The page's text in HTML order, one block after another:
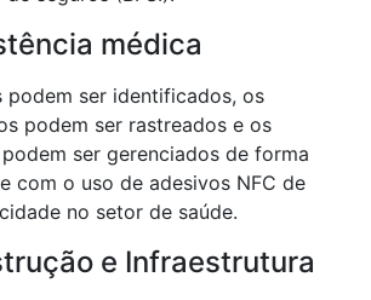
médica
podem ser identificados, os
podem ser rastreados e os
ser gerenciados de forma
com o uso de adesivos NFC de
no setor de saúde.
e Infraestrutura